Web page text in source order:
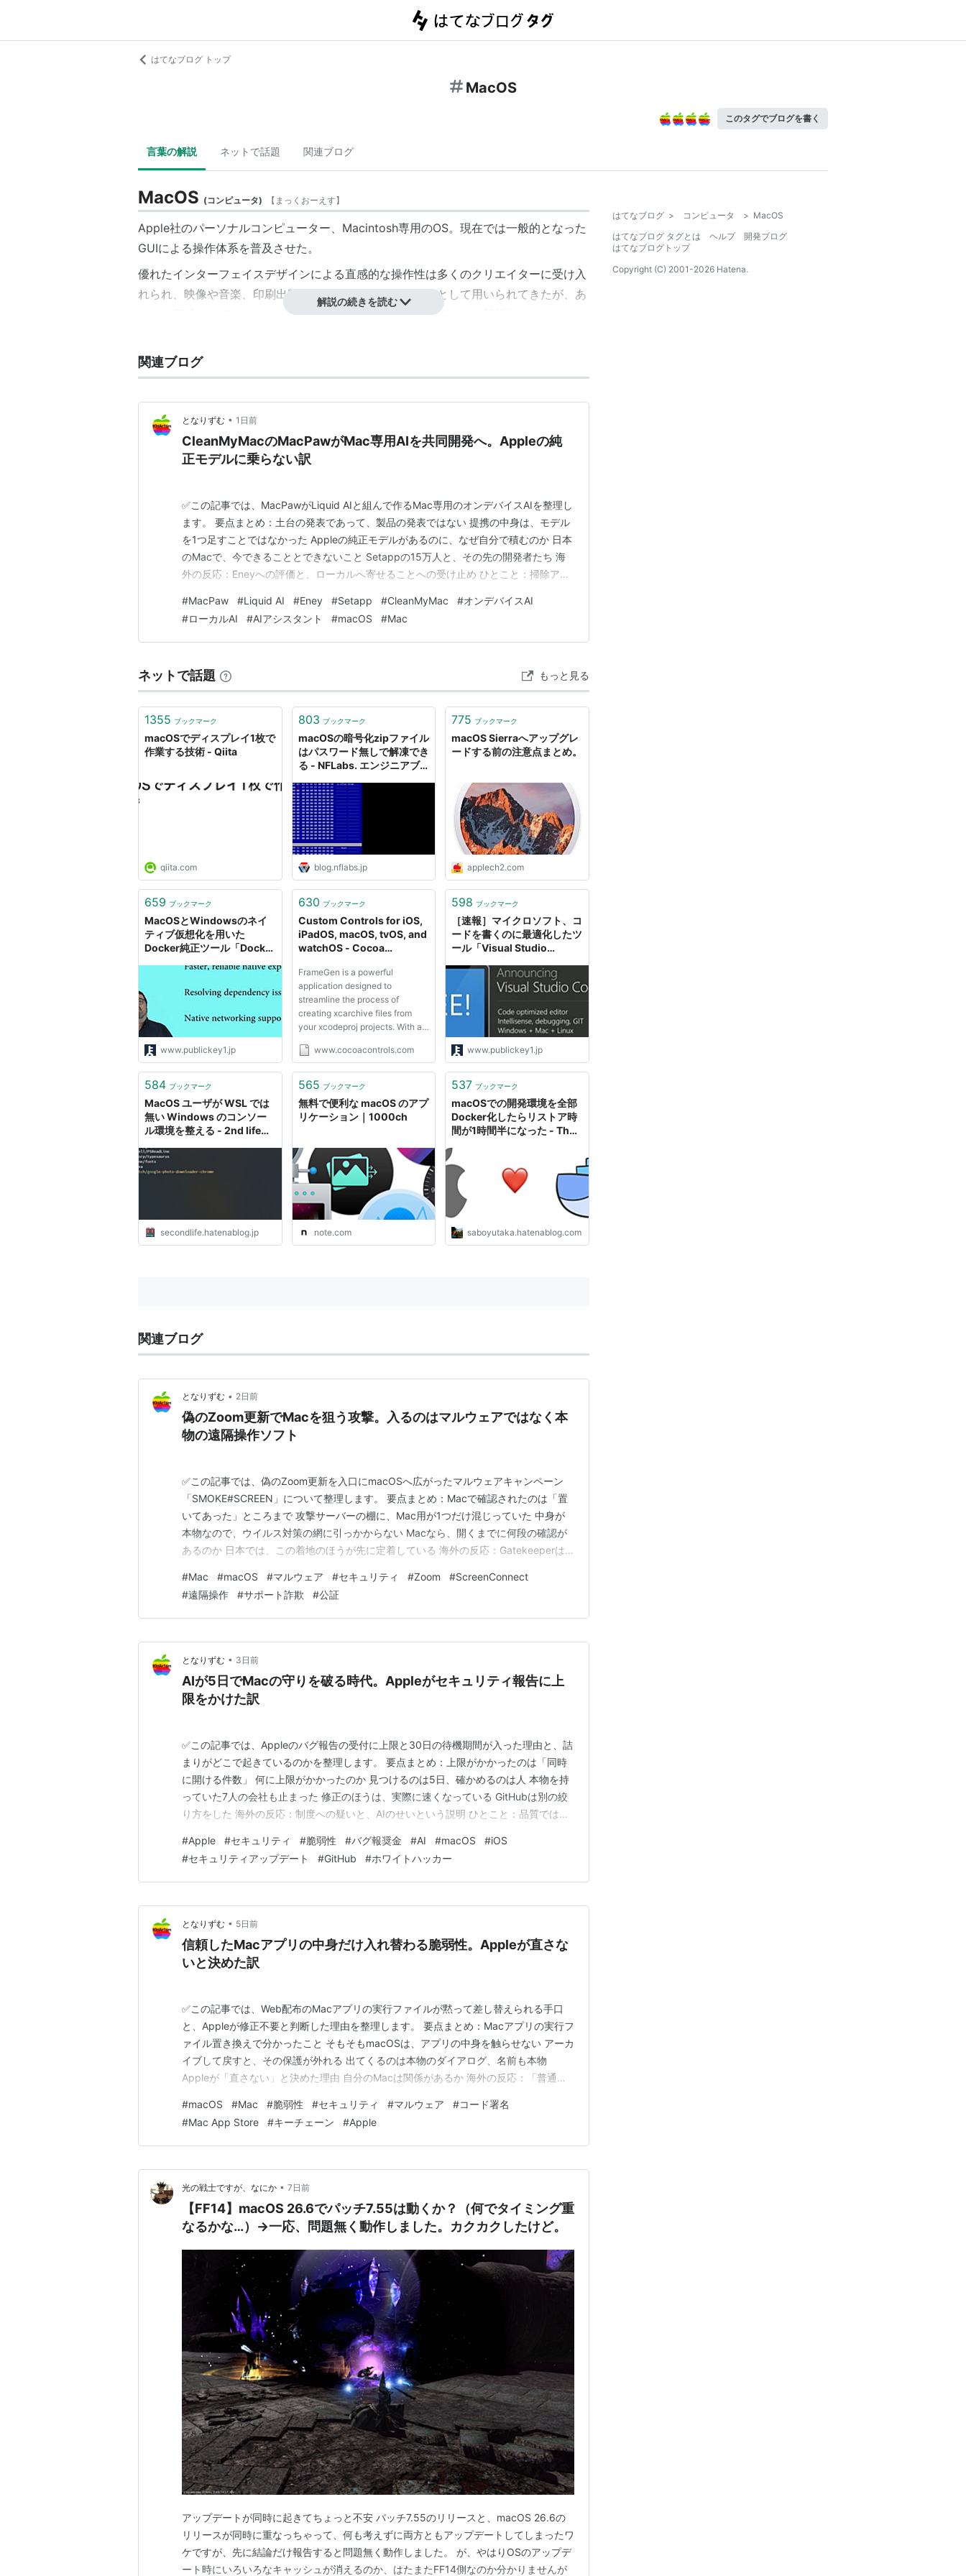
はてなブログ トップ
MacOS
このタグでブログを書く
言葉の解説 ネットで話題 関連ブログ
MacOS (コンピュータ) 【 まっくおーえす】
Apple社のパーソナルコンピューター、Macintosh専用のOS。現在では一般的となった
GUIによる操作体系を普及させた。
優れたインターフェイスデザインによる直感的な操作性は多くのクリエイターに受け入
れられ、映像や音楽、印刷出版関係など多くの業界で標準として用いられてきたが、あ
まりに完成されていたためにその後の変化に乏しく、新規でもない新規性を大々的なプ
その後、創業者の1人スティーブ・ジョブズが復帰すると共にNeXTを吸収しUNIXベー
スのOSを獲得する。2000年9月、UNIXベースの新OS「Mac OS X」をリリース。従来
のプリエンティブマルチタスクやメモリプロテクションがないMacOSよりも安定する
ようになった*1。
初期のMacはCPU、メモリリソースが限られていたため、68000が持っていたメモ
たが、安定性は低下した。
解説の続きを読む
関連ブログ
となりずむ • 1日前
CleanMyMacのMacPawがMac専用AIを共同開発へ。Appleの純
正モデルに乗らない訳
✅この記事では、MacPawがLiquid AIと組んで作るMac専用のオンデバイスAIを整理し
ます。 要点まとめ：土台の発表であって、製品の発表ではない 提携の中身は、モデル
を1つ足すことではなかった Appleの純正モデルがあるのに、なぜ自分で積むのか 日本
のMacで、今できることとできないこと Setappの15万人と、その先の開発者たち 海
外の反応：Eneyへの評価と、ローカルへ寄せることへの受け止め ひとこと：掃除アプ
なりです。 CleanMyMacやSetappを出しているMacPawが、Liqui…
#MacPaw #Liquid AI #Eney #Setapp #CleanMyMac #オンデバイスAI
#ローカルAI #AIアシスタント #macOS #Mac
ネットで話題 もっと見る
1355 ブックマーク
macOSでディスプレイ1枚で
作業する技術 - Qiita
qiita.com
803 ブックマーク
macOSの暗号化zipファイル
はパスワード無しで解凍でき
る - NFLabs. エンジニアブ
blog.nflabs.jp
775 ブックマーク
macOS Sierraへアップグレ
ードする前の注意点まとめ。
applech2.com
659 ブックマーク
MacOSとWindowsのネイ
ティブ仮想化を用いた
Docker純正ツール「Docker
VirtualBoxは不要に
www.publickey1.jp
630 ブックマーク
Custom Controls for iOS,
iPadOS, macOS, tvOS, and
watchOS - Cocoa
FrameGen is a powerful
application designed to
streamline the process of
creating xcarchive files from
your xcodeproj projects. With an
wide range of functional capab...
www.cocoacontrols.com
598 ブックマーク
［速報］マイクロソフト、コ
ードを書くのに最適化したツ
ール「Visual Studio
MacOS、Linuxに対応、無
料提供。Build 2015
www.publickey1.jp
584 ブックマーク
MacOS ユーザが WSL では
無い Windows のコンソー
ル環境を整える - 2nd life
secondlife.hatenablog.jp
565 ブックマーク
無料で便利な macOS のアプ
リケーション｜1000ch
note.com
537 ブックマーク
macOSでの開発環境を全部
Docker化したらリストア時
間が1時間半になった - The
saboyutaka.hatenablog.com
関連ブログ
となりずむ • 2日前
偽のZoom更新でMacを狙う攻撃。入るのはマルウェアではなく本
物の遠隔操作ソフト
✅この記事では、偽のZoom更新を入口にmacOSへ広がったマルウェアキャンペーン
「SMOKE#SCREEN」について整理します。 要点まとめ：Macで確認されたのは「置
いてあった」ところまで 攻撃サーバーの棚に、Mac用が1つだけ混じっていた 中身が
本物なので、ウイルス対策の網に引っかからない Macなら、開くまでに何段の確認が
あるのか 日本では、この着地のほうが先に定着している 海外の反応：Gatekeeperは
変わるのは、配布経路が見えたとき どうも、となりです。 Macを狙う攻撃の話は、こ
こ数か月だけでも何…
#Mac #macOS #マルウェア #セキュリティ #Zoom #ScreenConnect
#遠隔操作 #サポート詐欺 #公証
となりずむ • 3日前
AIが5日でMacの守りを破る時代。Appleがセキュリティ報告に上
限をかけた訳
✅この記事では、Appleのバグ報告の受付に上限と30日の待機期間が入った理由と、詰
まりがどこで起きているのかを整理します。 要点まとめ：上限がかかったのは「同時
に開ける件数」 何に上限がかかったのか 見つけるのは5日、確かめるのは人 本物を持
っていた7人の会社も止まった 修正のほうは、実際に速くなっている GitHubは別の絞
り方をした 海外の反応：制度への疑いと、AIのせいという説明 ひとこと：品質ではな
ュリティの穴を知らせてもらう窓口が、6月から狭くなっていました。理由が攻撃の増
加ではなく報告の増えすぎ、と…
#Apple #セキュリティ #脆弱性 #バグ報奨金 #AI #macOS #iOS
#セキュリティアップデート #GitHub #ホワイトハッカー
となりずむ • 5日前
信頼したMacアプリの中身だけ入れ替わる脆弱性。Appleが直さな
いと決めた訳
✅この記事では、Web配布のMacアプリの実行ファイルが黙って差し替えられる手口
と、Appleが修正不要と判断した理由を整理します。 要点まとめ：Macアプリの実行フ
ァイル置き換えで分かったこと そもそもmacOSは、アプリの中身を触らせない アーカ
イブして戻すと、その保護が外れる 出てくるのは本物のダイアログ、名前も本物
Appleが「直さない」と決めた理由 自分のMacは関係があるか 海外の反応：「普通の
まとめ：見慣れたアイコンは、中身の身元証明ではない どうも、となりです。 Macに
アプリを入れて、一度起動す…
#macOS #Mac #脆弱性 #セキュリティ #マルウェア #コード署名
#Mac App Store #キーチェーン #Apple
光の戦士ですが、なにか • 7日前
【FF14】macOS 26.6でパッチ7.55は動くか？（何でタイミング重
なるかな…）→一応、問題無く動作しました。カクカクしたけど。
アップデートが同時に起きてちょっと不安 パッチ7.55のリリースと、macOS 26.6の
リリースが同時に重なっちゃって、何も考えずに両方ともアップデートしてしまったワ
ケですが、先に結論だけ報告すると問題無く動作しました。 が、やはりOSのアップデ
ート時にいろいろなキャッシュが消えるのか、はたまたFF14側なのか分かりませんが
はてなブログ > コンピュータ > MacOS
はてなブログ タグとは
ヘルプ
開発ブログ
はてなブログトップ
Copyright (C) 2001-2026 Hatena.